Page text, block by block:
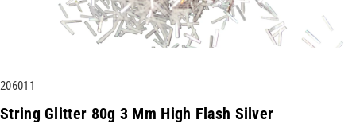
L
a
206011
String Glitter 80g 3 Mm High Flash Silver